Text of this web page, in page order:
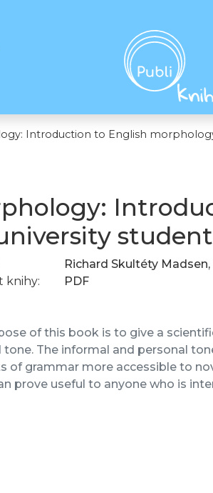
Introduction to English
Richard Skultéty Madsen,
knihy:
PDF
of this book is to give a
tone. The informal and personal
of grammar more accessible to
prove useful to anyone who is